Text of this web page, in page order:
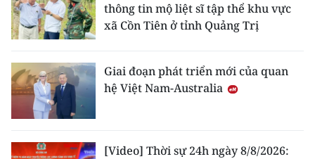
thông tin mộ liệt sĩ tập thể khu vực
xã Cồn Tiên ở tỉnh Quảng Trị
Giai đoạn phát triển mới của quan
hệ Việt Nam-Australia
[Video] Thời sự 24h ngày 8/8/2026: